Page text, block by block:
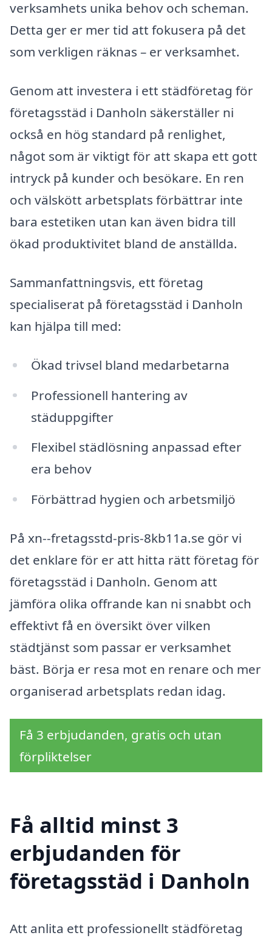
verksamhets unika behov och scheman.
Detta ger er mer tid att fokusera på det
som verkligen räknas – er verksamhet.
Genom att investera i ett städföretag för
företagsstäd i Danholn säkerställer ni
också en hög standard på renlighet,
något som är viktigt för att skapa ett gott
intryck på kunder och besökare. En ren
och välskött arbetsplats förbättrar inte
bara estetiken utan kan även bidra till
ökad produktivitet bland de anställda.
Sammanfattningsvis, ett företag
specialiserat på företagsstäd i Danholn
kan hjälpa till med:
Ökad trivsel bland medarbetarna
Professionell hantering av
städuppgifter
Flexibel städlösning anpassad efter
era behov
Förbättrad hygien och arbetsmiljö
På xn--fretagsstd-pris-8kb11a.se gör vi
det enklare för er att hitta rätt företag för
företagsstäd i Danholn. Genom att
jämföra olika offrande kan ni snabbt och
effektivt få en översikt över vilken
städtjänst som passar er verksamhet
bäst. Börja er resa mot en renare och mer
organiserad arbetsplats redan idag.
Få 3 erbjudanden, gratis och utan
förpliktelser
Få alltid minst 3
erbjudanden för
företagsstäd i Danholn
Att anlita ett professionellt städföretag